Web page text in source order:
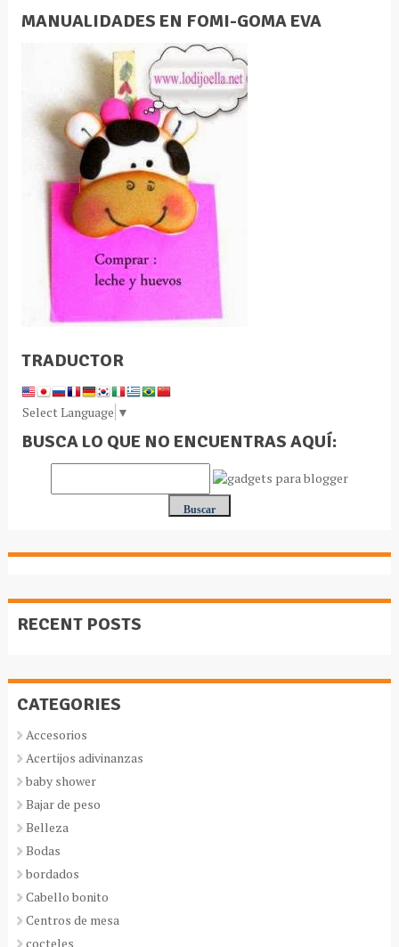
MANUALIDADES EN FOMI-GOMA EVA
TRADUCTOR
Select Language ▼
BUSCA LO QUE NO ENCUENTRAS AQUÍ:
RECENT POSTS
CATEGORIES
Accesorios
Acertijos adivinanzas
baby shower
Bajar de peso
Belleza
Bodas
bordados
Cabello bonito
Centros de mesa
cocteles